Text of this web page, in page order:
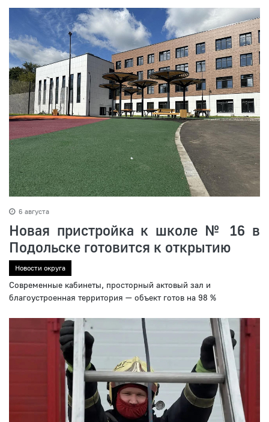
6 августа
Новая пристройка к школе № 16 в
Подольске готовится к открытию
Новости округа
Современные кабинеты, просторный актовый зал и
благоустроенная территория — объект готов на 98 %